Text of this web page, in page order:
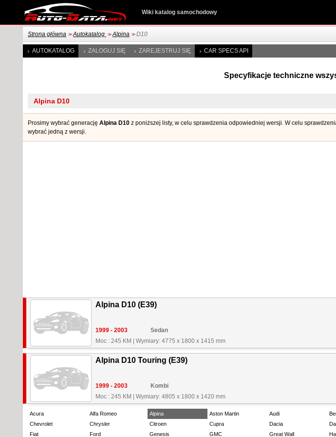
Wiki katalog samochodowy
Strona główna >> Autokatalog >> Alpina >> D10
AUTOKATALOG ZALOGUJ SIĘ ZAREJESTRUJ SIĘ CAR SPECS API
Specyfikacje techniczne
Prosimy wybrać generację Alpina D10 z poniższej listy, w celu sprawdzenia odpowiedniej wersji. W celu
wybrać jedną z wersji.
Alpina D10 (E39)
1999 - 2003
Sedan
Moc : 245 KM
Wymiary: 4775 x 1800 x 1415 mm
Alpina D10 Touring (E39)
1999 - 2003
Kombi
Moc : 245 KM
Wymiary: 4805 x 1800 x 1420 mm
Acura Alfa Romeo Alpina Aston Martin Audi
Chevrolet
Chrysler Citroen Cupra Dacia
Fiat
Ford Genesis GMC Great Wall